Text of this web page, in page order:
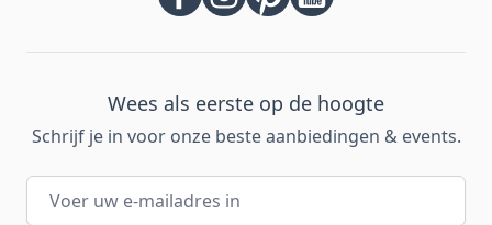
Wees als eerste op de hoogte
Schrijf je in voor onze beste aanbiedingen & events.
E-mailadres